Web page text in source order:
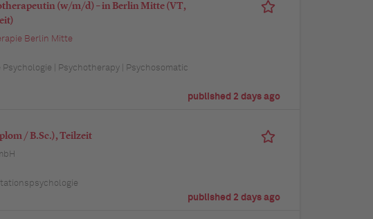
(w/m/d) – in Berlin Mitte (VT,
Berlin Mitte
| Psychotherapy | Psychosomatic
published 2 days ago
/ B.Sc.), Teilzeit
published 2 days ago